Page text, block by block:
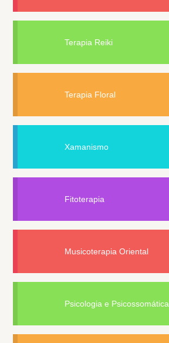
Terapia Reiki
Terapia Floral
Xamanismo
Fitoterapia
Musicoterapia Oriental
Psicologia e Psicossomática